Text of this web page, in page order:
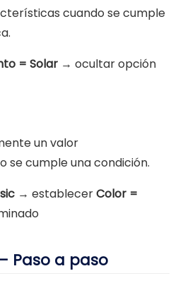
cuando se cumple
= Solar → ocultar opción
un valor
se cumple una condición.
→ establecerColor =
Paso a paso